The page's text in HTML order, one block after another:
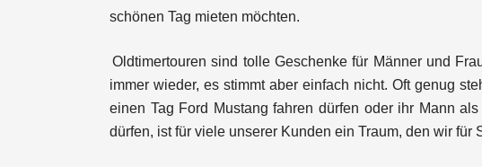
schönen Tag mieten möchten.
Oldtimertouren sind tolle Geschenke für Männer und
immer wieder, es stimmt aber einfach nicht. Oft genug
einen Tag Ford Mustang fahren dürfen oder ihr Mann
dürfen, ist für viele unserer Kunden ein Traum, den wir für